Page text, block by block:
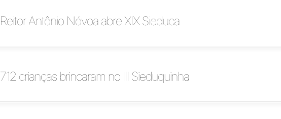
Reitor Antônio Nóvoa abre XIX Sieduca
712 crianças brincaram no III Sieduquinha